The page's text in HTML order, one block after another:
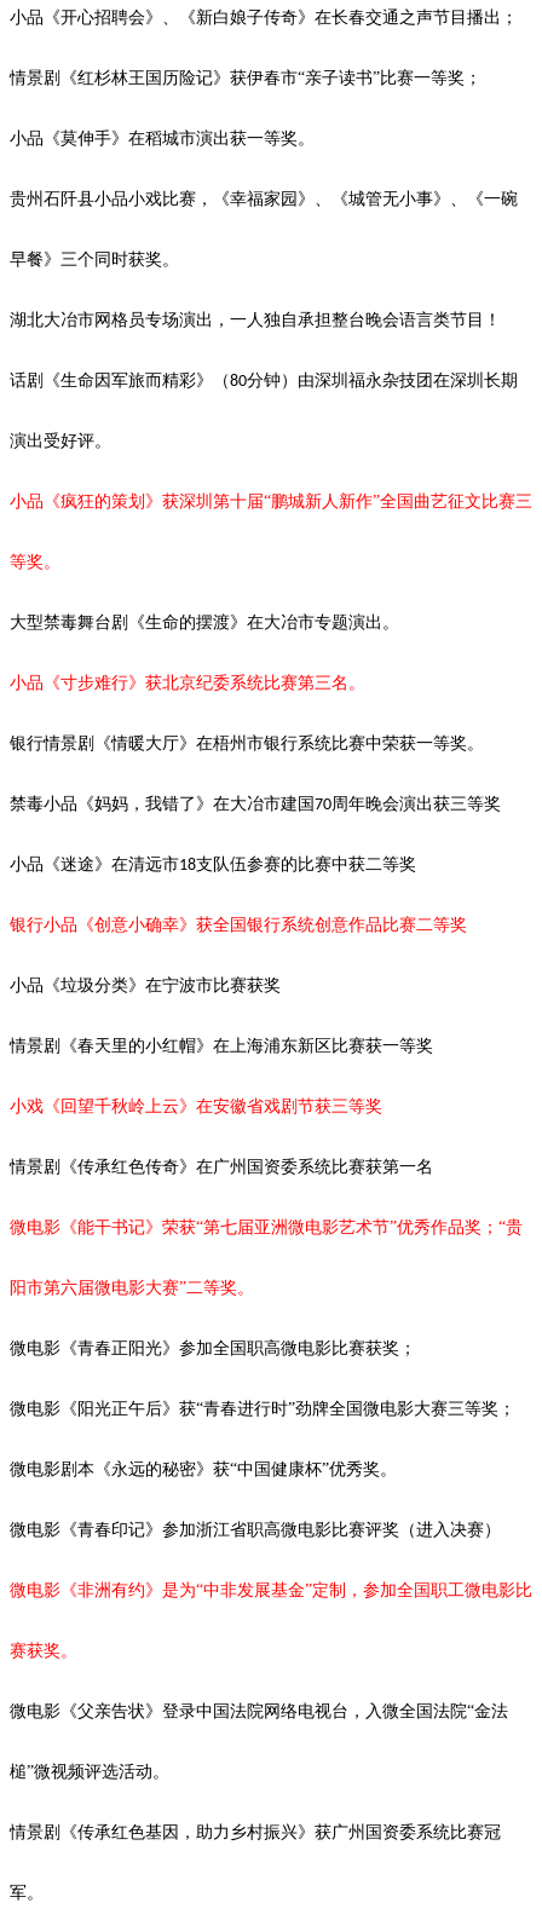
小品《开心招聘会》、《新白娘子传奇》在长春交通之声节目播出；
情景剧《红杉林王国历险记》获伊春市“亲子读书”比赛一等奖；
小品 《莫伸手》在稻城市演出获一等奖。
贵州石阡县小品小戏比赛，《幸福家园》、《城管无小事》、《一碗
早餐》三个同时获奖。
湖北大冶市网格员专场演出，一人独自承担整台晚会语言类节目！
话剧《生命因军旅而精彩》（80分钟）由深圳福永杂技团在深圳长期
演出受好评。
小品《疯狂的策划》获深圳第十届“鹏城新人新作”全国曲艺征文比赛三
等奖。
大型禁毒舞台剧《生命的摆渡》 在大冶市专题演出。
小品《寸步难行》获北京纪委系统比赛第三名。
银行情景剧《情暖大厅》在梧州市银行系统比赛中荣获一等奖。
禁毒小品《妈妈，我错了》在大冶市建国70周年晚会演出获三等奖
小品《迷途》在清远市18支队伍参赛的比赛中获二等奖
银行小品《创意小确幸》获全国银行系统创意作品比赛二等奖
小品《垃圾分类》在宁波市比赛获奖
情景剧 《春天里的小红帽》在上海浦东新区比赛获一等奖
小戏《回望千秋岭上云》在安徽省戏剧节获三等奖
情景剧《传承红色传奇》在广州国资委系统比赛获第一名
微电影《能干书记》荣获“第七届亚洲微电影艺术节”优秀作品奖；“贵
阳市第六届微电影大赛”二等奖。
微电影《青春正阳光》参加全国职高微电影比赛获奖；
微电影《阳光正午后》获“青春进行时”劲牌全国微电影大赛三等奖；
微电影剧本《永远的秘密》获“中国健康杯”优秀奖。
微电影《青春印记》参加浙江省职高微电影比赛评奖（进入决赛）
微电影《非洲有约》是为“中非发展基金”定制，参加全国职工微电影比
赛获奖。
微电影《父亲告状》登录中国法院网络电视台，入微全国法院“金法
槌”微视频评选活动。
情景剧《传承红色基因，助力乡村振兴》获广州国资委系统比赛冠
军。